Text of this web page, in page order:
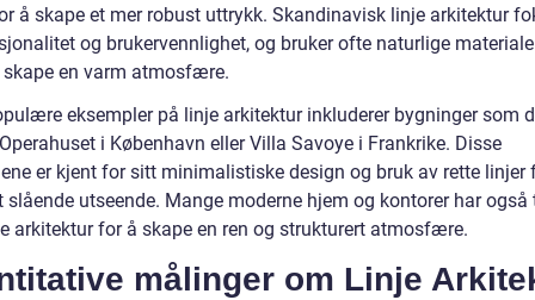
å skape et mer robust uttrykk. Skandinavisk linje arkitektur
og brukervennlighet, og bruker ofte naturlige
en varm atmosfære.
eksempler på linje arkitektur inkluderer bygninger som
i København eller Villa Savoye i Frankrike. Disse
er kjent for sitt minimalistiske design og bruk av rette linjer
slående utseende. Mange moderne hjem og kontorer har også
arkitektur for å skape en ren og strukturert atmosfære.
målinger om Linje